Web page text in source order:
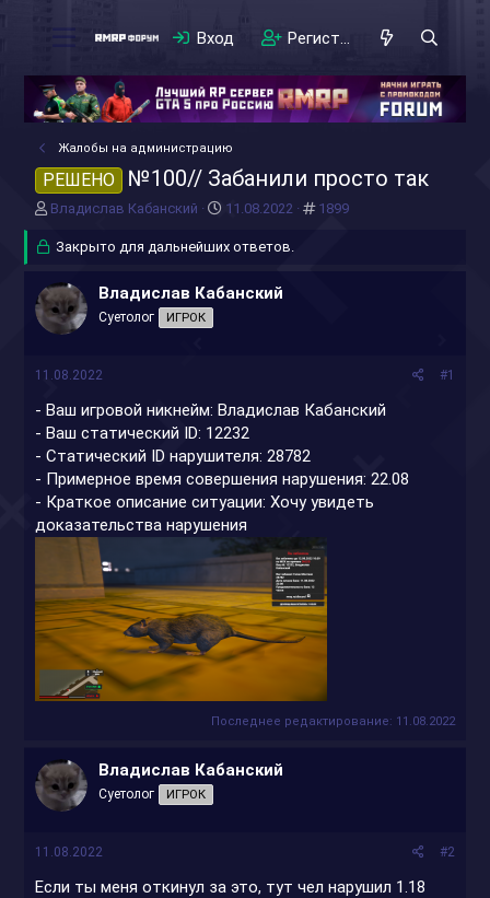
Вход Регистрация
Жалобы на администрацию
РЕШЕНО №100// Забанили просто так
А
т
р
т
е
Владислав Кабанский
Д
т
н
11.08.2022 #1899
Закрыто для дальнейших ответов.
Владислав Кабанский
Суетолог ИГРОК
11.08.2022 #1
- Ваш игровой никнейм: Владислав Кабанский
- Ваш статический ID: 12232
- Статический ID нарушителя: 28782
- Примерное время совершения нарушения: 22.08
- Краткое описание ситуации: Хочу увидеть
доказательства нарушения
Последнее редактирование: 11.08.2022
Владислав Кабанский
Суетолог ИГРОК
11.08.2022 #2
Если ты меня откинул за это, тут чел нарушил 1.18